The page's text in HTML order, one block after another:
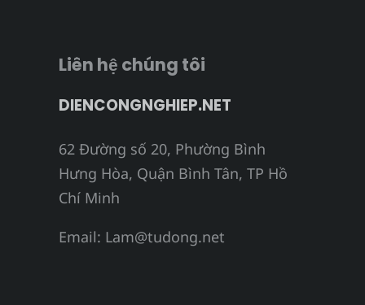
Liên hệ chúng tôi
DIENCONGNGHIEP.NET
62 Đường số 20, Phường Bình
Hưng Hòa, Quận Bình Tân, TP Hồ
Chí Minh
Email: Lam@tudong.net